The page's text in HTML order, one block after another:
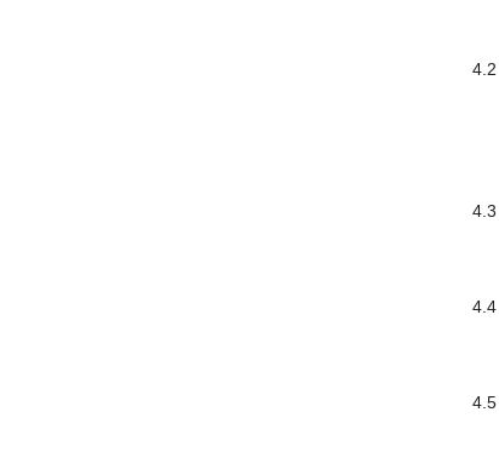
4.2
4.3
4.4
4.5